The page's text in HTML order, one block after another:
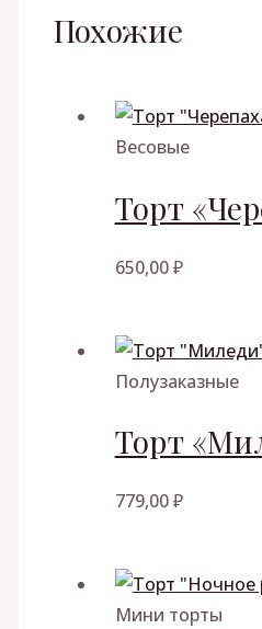
Похожие
Весовые
Торт
650,00₽
Полузаказные
Торт
779,00₽
Мини торты